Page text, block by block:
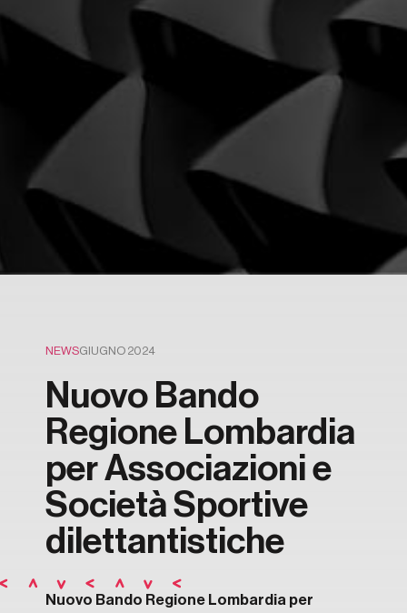
NEWSGIUGNO 2024
Nuovo Bando
Regione Lombardia
per Associazioni e
Società Sportive
dilettantistiche
Nuovo Bando Regione Lombardia per